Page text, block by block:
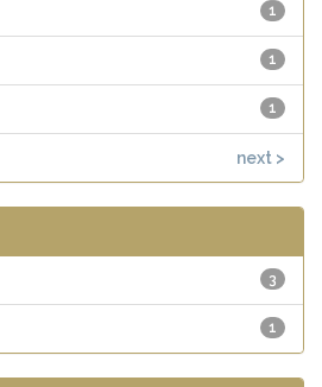
1
1
1
next >
3
1